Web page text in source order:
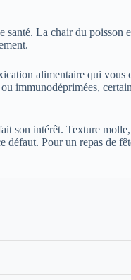
santé. La chair du poisson
alimentaire qui vous
immunodéprimées,
son intérêt. Texture
défaut. Pour un repas de